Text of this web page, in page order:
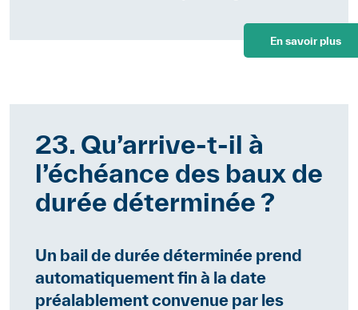
En savoir plus
23. Qu’arrive-t-il à
l’échéance des baux de
durée déterminée ?
Un bail de durée déterminée prend
automatiquement fin à la date
préalablement convenue par les